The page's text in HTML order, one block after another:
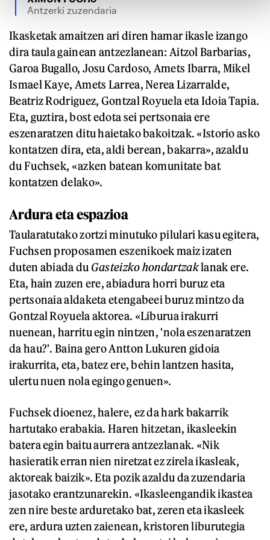
Antzerki zuzendaria
Ikasketak amaitzen ari diren hamar ikasle izango
dira taula gainean antzezlanean: Aitzol Barbarias,
Garoa Bugallo, Josu Cardoso, Amets Ibarra, Mikel
Ismael Kaye, Amets Larrea, Nerea Lizarralde,
Beatriz Rodriguez, Gontzal Royuela eta Idoia Tapia.
Eta, guztira, bost edota sei pertsonaia ere
eszenaratzen ditu haietako bakoitzak. «Istorio asko
kontatzen dira, eta, aldi berean, bakarra», azaldu
du Fuchsek, «azken batean komunitate bat
kontatzen delako».
Ardura eta espazioa
Taularatutako zortzi minutuko pilulari kasu egitera,
Fuchsen proposamen eszenikoek maiz izaten
duten abiada du Gasteizko hondartzaklanak ere.
Eta, hain zuzen ere, abiadura horri buruz eta
pertsonaia aldaketa etengabeei buruz mintzo da
Gontzal Royuela aktorea. «Liburua irakurri
nuenean, harritu egin nintzen, 'nola eszenaratzen
da hau?'. Baina gero Antton Lukuren gidoia
irakurrita, eta, batez ere, behin lantzen hasita,
ulertu nuen nola egingo genuen».
Fuchsek dioenez, halere, ez da hark bakarrik
hartutako erabakia. Haren hitzetan, ikasleekin
batera egin baitu aurrera antzezlanak. «Nik
hasieratik erran nien niretzat ez zirela ikasleak,
aktoreak baizik». Eta pozik azaldu da zuzendaria
jasotako erantzunarekin. «Ikasleengandik ikastea
zen nire beste arduretako bat, zeren eta ikasleek
ere, ardura uzten zaienean, kristoren liburutegia